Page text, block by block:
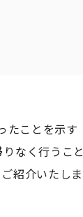
たことを示す
なく行うこと
紹介いたしま